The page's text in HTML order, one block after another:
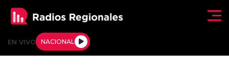
EN VIVO NACIONAL